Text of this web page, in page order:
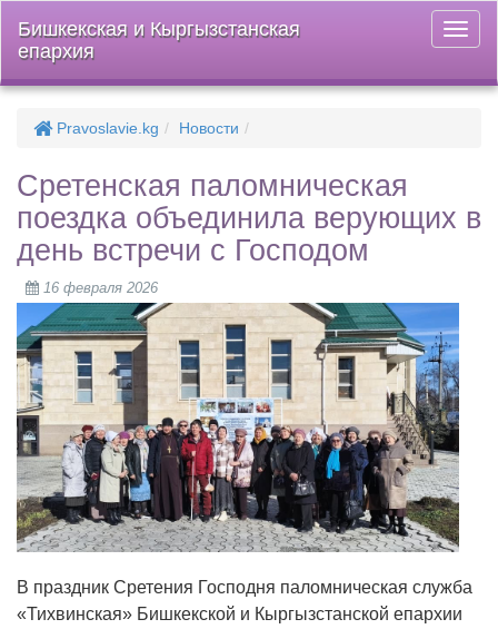
меню
Бишкекская и Кыргызстанская
епархия
Pravoslavie.kg Новости
Сретенская паломническая
поездка объединила верующих в
день встречи с Господом
16 февраля 2026
В праздник Сретения Господня паломническая служба
«Тихвинская» Бишкекской и Кыргызстанской епархии